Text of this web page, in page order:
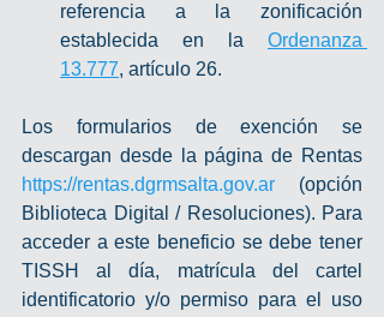
referencia a la zonificación
establecida en la Ordenanza
13.777, artículo 26.
Los formularios de exención se
https://rentas.dgrmsalta.gov.ar (opción
Biblioteca Digital / Resoluciones). Para
acceder a este beneficio se debe tener
TISSH al día, matrícula del cartel
identificatorio y/o permiso para el uso